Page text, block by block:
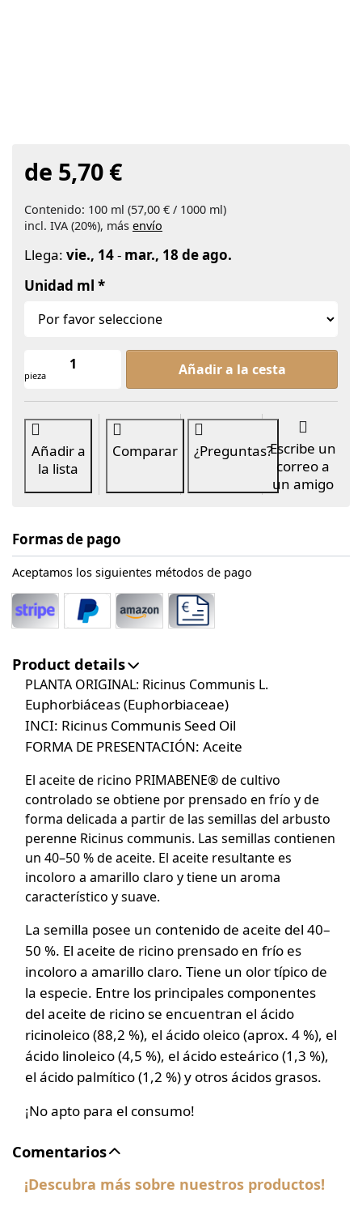
de 5,70 €
Contenido: 100 ml (57,00 € / 1000 ml)
incl. IVA (20%), más envío
Llega: vie., 14- mar., 18 de ago.
Unidad ml
pieza
Aceite de ricino de cultivo
Añadir a la cesta
Añadir a
la lista
Comparar ¿Preguntas?Escribe un
correo a
un amigo
Formas de pago
Aceptamos los siguientes métodos de pago
Product details
PLANTA ORIGINAL: Ricinus Communis L.
Euphorbiáceas (Euphorbiaceae)
INCI: Ricinus Communis Seed Oil
FORMA DE PRESENTACIÓN: Aceite
El aceite de ricino PRIMABENE® de cultivo
controlado se obtiene por prensado en frío y de
forma delicada a partir de las semillas del arbusto
perenne Ricinus communis. Las semillas contienen
un 40–50 % de aceite. El aceite resultante es
incoloro a amarillo claro y tiene un aroma
característico y suave.
La semilla posee un contenido de aceite del 40–
50 %. El aceite de ricino prensado en frío es
incoloro a amarillo claro. Tiene un olor típico de
la especie. Entre los principales componentes
del aceite de ricino se encuentran el ácido
ricinoleico (88,2 %), el ácido oleico (aprox. 4 %), el
ácido linoleico (4,5 %), el ácido esteárico (1,3 %),
el ácido palmítico (1,2 %) y otros ácidos grasos.
¡No apto para el consumo!
Comentarios
¡Descubra más sobre nuestros productos!